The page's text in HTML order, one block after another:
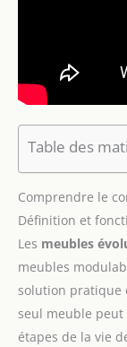
Table des
Comprendre le
Définition et
Les meubles
meubles
solution pratique
seul meuble peut
étapes de la vie